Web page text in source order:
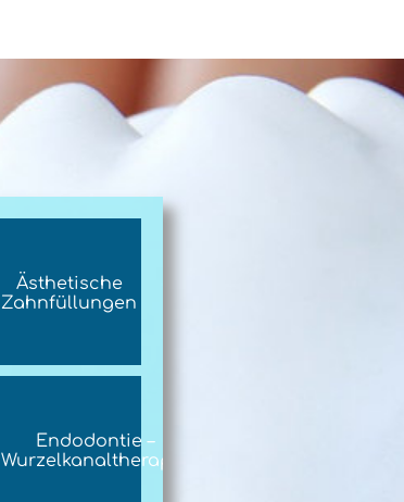
Ästhetische
Zahnfüllungen
Endodontie –
Wurzelkanaltherapie